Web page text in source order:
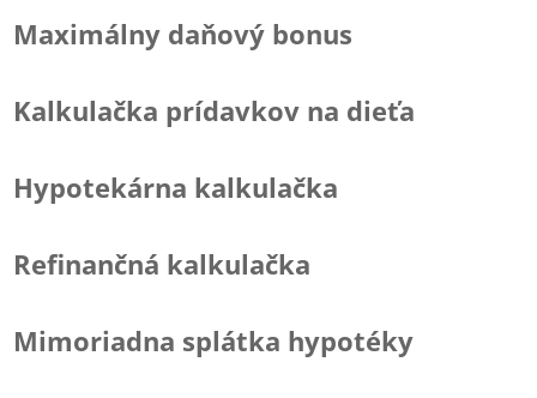
Maximálny daňový bonus
Kalkulačka prídavkov na dieťa
Hypotekárna kalkulačka
Refinančná kalkulačka
Mimoriadna splátka hypotéky